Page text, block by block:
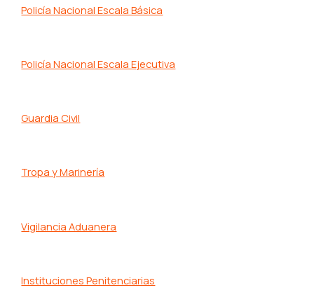
Policía Nacional Escala Básica
Policía Nacional Escala Ejecutiva
Guardia Civil
Tropa y Marinería
Vigilancia Aduanera
Instituciones Penitenciarias